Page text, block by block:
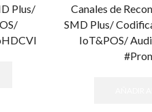
Plus/
Canales de
SMD Plus/
IoT&POS/